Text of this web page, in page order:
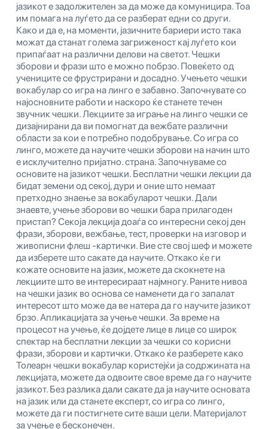
јазикот е задолжителен за да може да комуницира. Тоа
им помага на луѓето да се разберат едни со други.
Како и да е, на моменти, јазичните бариери исто така
можат да станат голема загриженост кај луѓето кои
припаѓаат на различни делови на светот. Чешки
зборови и фрази што е можно побрзо. Повеќето од
учениците се фрустрирани и досадно. Учењето чешки
вокабулар со игра на линго е забавно. Започнувате со
најосновните работи и наскоро ќе станете течен
звучник чешки. Лекциите за играње на линго чешки се
дизајнирани да ви помогнат да вежбате различни
области за кои е потребно подобрување. Со игра со
линго, можете да научите чешки зборови на начин што
е исклучително пријатно. страна. Започнуваме со
основите на јазикот чешки. Бесплатни чешки лекции да
бидат земени од секој, дури и оние што немаат
претходно знаење за вокабуларот чешки. Дали
знаевте, учење зборови во чешки бара прилагоден
пристап? Секоја лекција доаѓа со интересни секој ден
фрази, зборови, вежбање, тест, проверки на изговор и
живописни флеш -картички. Вие сте свој шеф и можете
да изберете што сакате да научите. Откако ќе ги
кожате основите на јазик, можете да скокнете на
лекциите што ве интересираат најмногу. Раните нивоа
на чешки јазик во основа се наменети да го запалат
интересот што може да ве натера да го научите јазикот
брзо. Апликацијата за учење чешки. За време на
процесот на учење, ќе дојдете лице в лице со широк
спектар на бесплатни лекции за чешки со корисни
фрази, зборови и картички. Откако ќе разберете како
Толеарн чешки вокабулар користејќи ја содржината на
лекцијата, можете да одвоите свое време да го научите
јазикот. Без разлика дали сакате да ја научите основата
на јазик или да станете експерт, со игра со линго,
можете да ги постигнете сите ваши цели. Материјалот
за учење е бесконечен.